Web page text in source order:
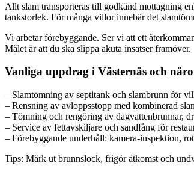
Allt slam transporteras till godkänd mottagning
tankstorlek. För många villor innebär det
Vi arbetar förebyggande. Ser vi att ett
Målet är att du ska slippa akuta insatser framöver.
Vanliga uppdrag i Västernäs och
– Slamtömning av septitank och slambrunn för
– Rensning av avloppsstopp med kombinerad
– Tömning och rengöring av dagvattenbrunnar,
– Service av fettavskiljare och sandfång för
– Förebyggande underhåll: kamera-inspektion,
Tips: Märk ut brunnslock, frigör åtkomst och